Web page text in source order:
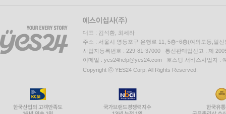
대표 : 김석환, 최세라
주소 : 서울시 영등포구 은행로 11, 5층~6층(여의도동,일신
사업자등록번호 : 229-81-37000 통신판매업신고 : 제
이메일 : yes24help@yes24.com 호스팅 서비스사업자 :
Copyright ⓒ YES24 Corp. All Rights Reserved.